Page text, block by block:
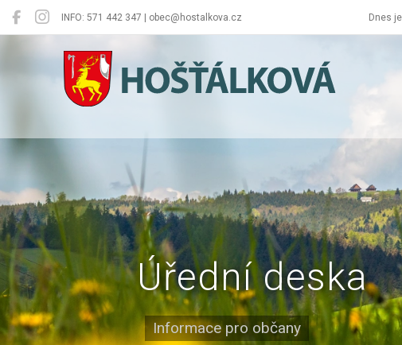
INFO: 571 442 347 | obec@hostalkova.cz Dnes je
Hošťálková
Úřední deska
Informace pro občany